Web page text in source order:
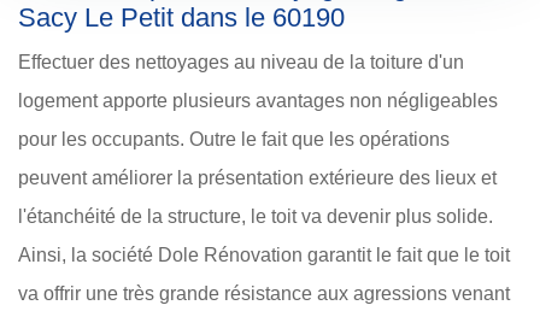
Sacy Le Petit dans le 60190
Effectuer des nettoyages au niveau de la toiture d'un
logement apporte plusieurs avantages non négligeables
pour les occupants. Outre le fait que les opérations
peuvent améliorer la présentation extérieure des lieux et
l'étanchéité de la structure, le toit va devenir plus solide.
Ainsi, la société Dole Rénovation garantit le fait que le toit
va offrir une très grande résistance aux agressions venant